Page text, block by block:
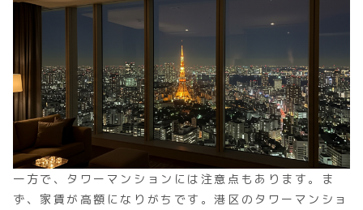
一方で、タワーマンションには注意点もあります。ま
ず、家賃が高額になりがちです。港区のタワーマンショ